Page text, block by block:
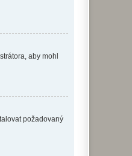
aby mohl
požadovaný